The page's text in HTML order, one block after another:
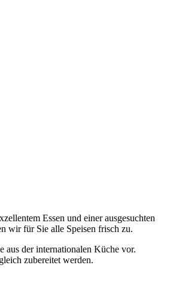
Essen und einer ausgesuchten
wir für Sie alle Speisen frisch zu.
aus der internationalen Küche vor.
zubereitet werden.